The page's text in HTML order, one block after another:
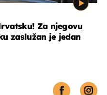
Za njegovu
zaslužan je jedan